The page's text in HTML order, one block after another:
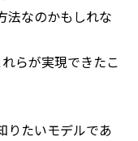
法なのかもしれな
らが実現できたこ
りたいモデルであ